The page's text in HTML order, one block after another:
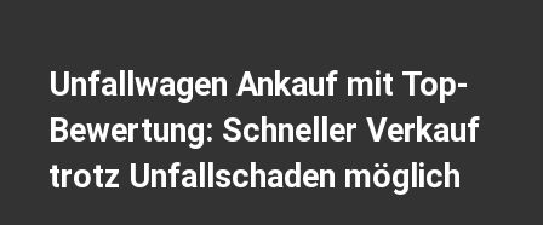
Unfallwagen Ankauf mit Top-
Bewertung: Schneller Verkauf
trotz Unfallschaden möglich